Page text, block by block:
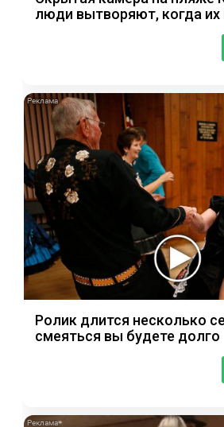
люди вытворяют, когда их
Ролик длится несколько
смеяться вы будете долго